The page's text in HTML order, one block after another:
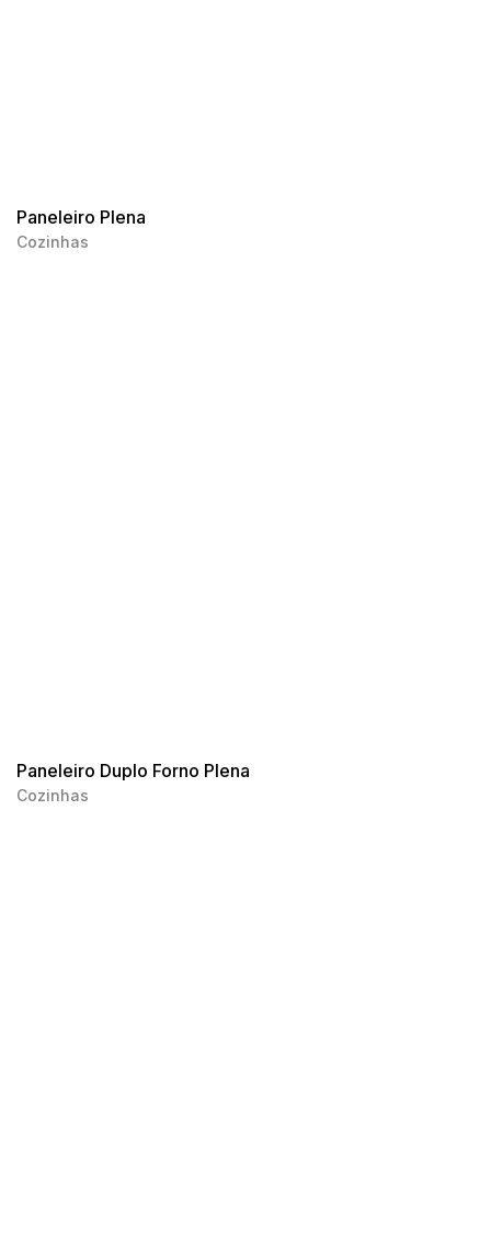
Paneleiro Plena
Cozinhas
Paneleiro Duplo Forno Plena
Cozinhas